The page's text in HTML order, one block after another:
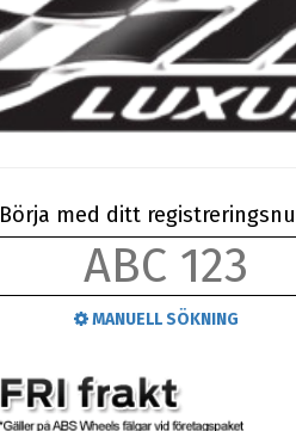
Börja med ditt
MANUELL SÖKNING